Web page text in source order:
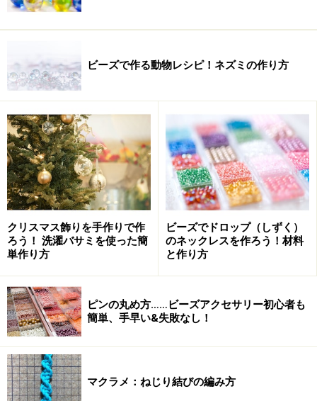
手縫いによるかがり縫い ―巻きかがり―
巻きかがりとは、2枚の布を合わせて細かく巻きながら
処理に使います。
布端を折って縫い付ける方法からご紹介します
糸端を玉留めし、縫い代側から針を入れます
2枚重ねて縫います。
向こう側の生地、折り目から少し離れたところから針を
入れる
折り目に近いところをかがります。
ビーズで作る動物レシピ！ネズミの作り方
クリスマス飾りを手作りで作
ろう！ 洗濯バサミを使った簡
単作り方
ビーズでドロップ（しずく）
のネックレスを作ろう！材料
と作り方
ピンの丸め方……ビーズアクセサリー初心者も
簡単、手早い&失敗なし！
マクラメ：ねじり結びの編み方